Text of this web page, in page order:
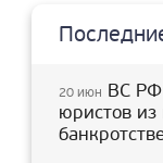
20 июн ВС РФ
юристов